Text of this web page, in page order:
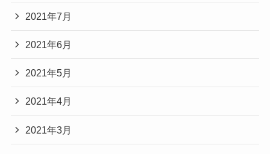
2021年7月
2021年6月
2021年5月
2021年4月
2021年3月